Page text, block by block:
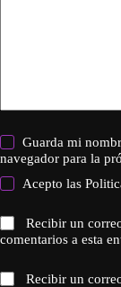
Guarda mi
navegador para la
Acepto las
Recibir un
comentarios a esta
Recibir un